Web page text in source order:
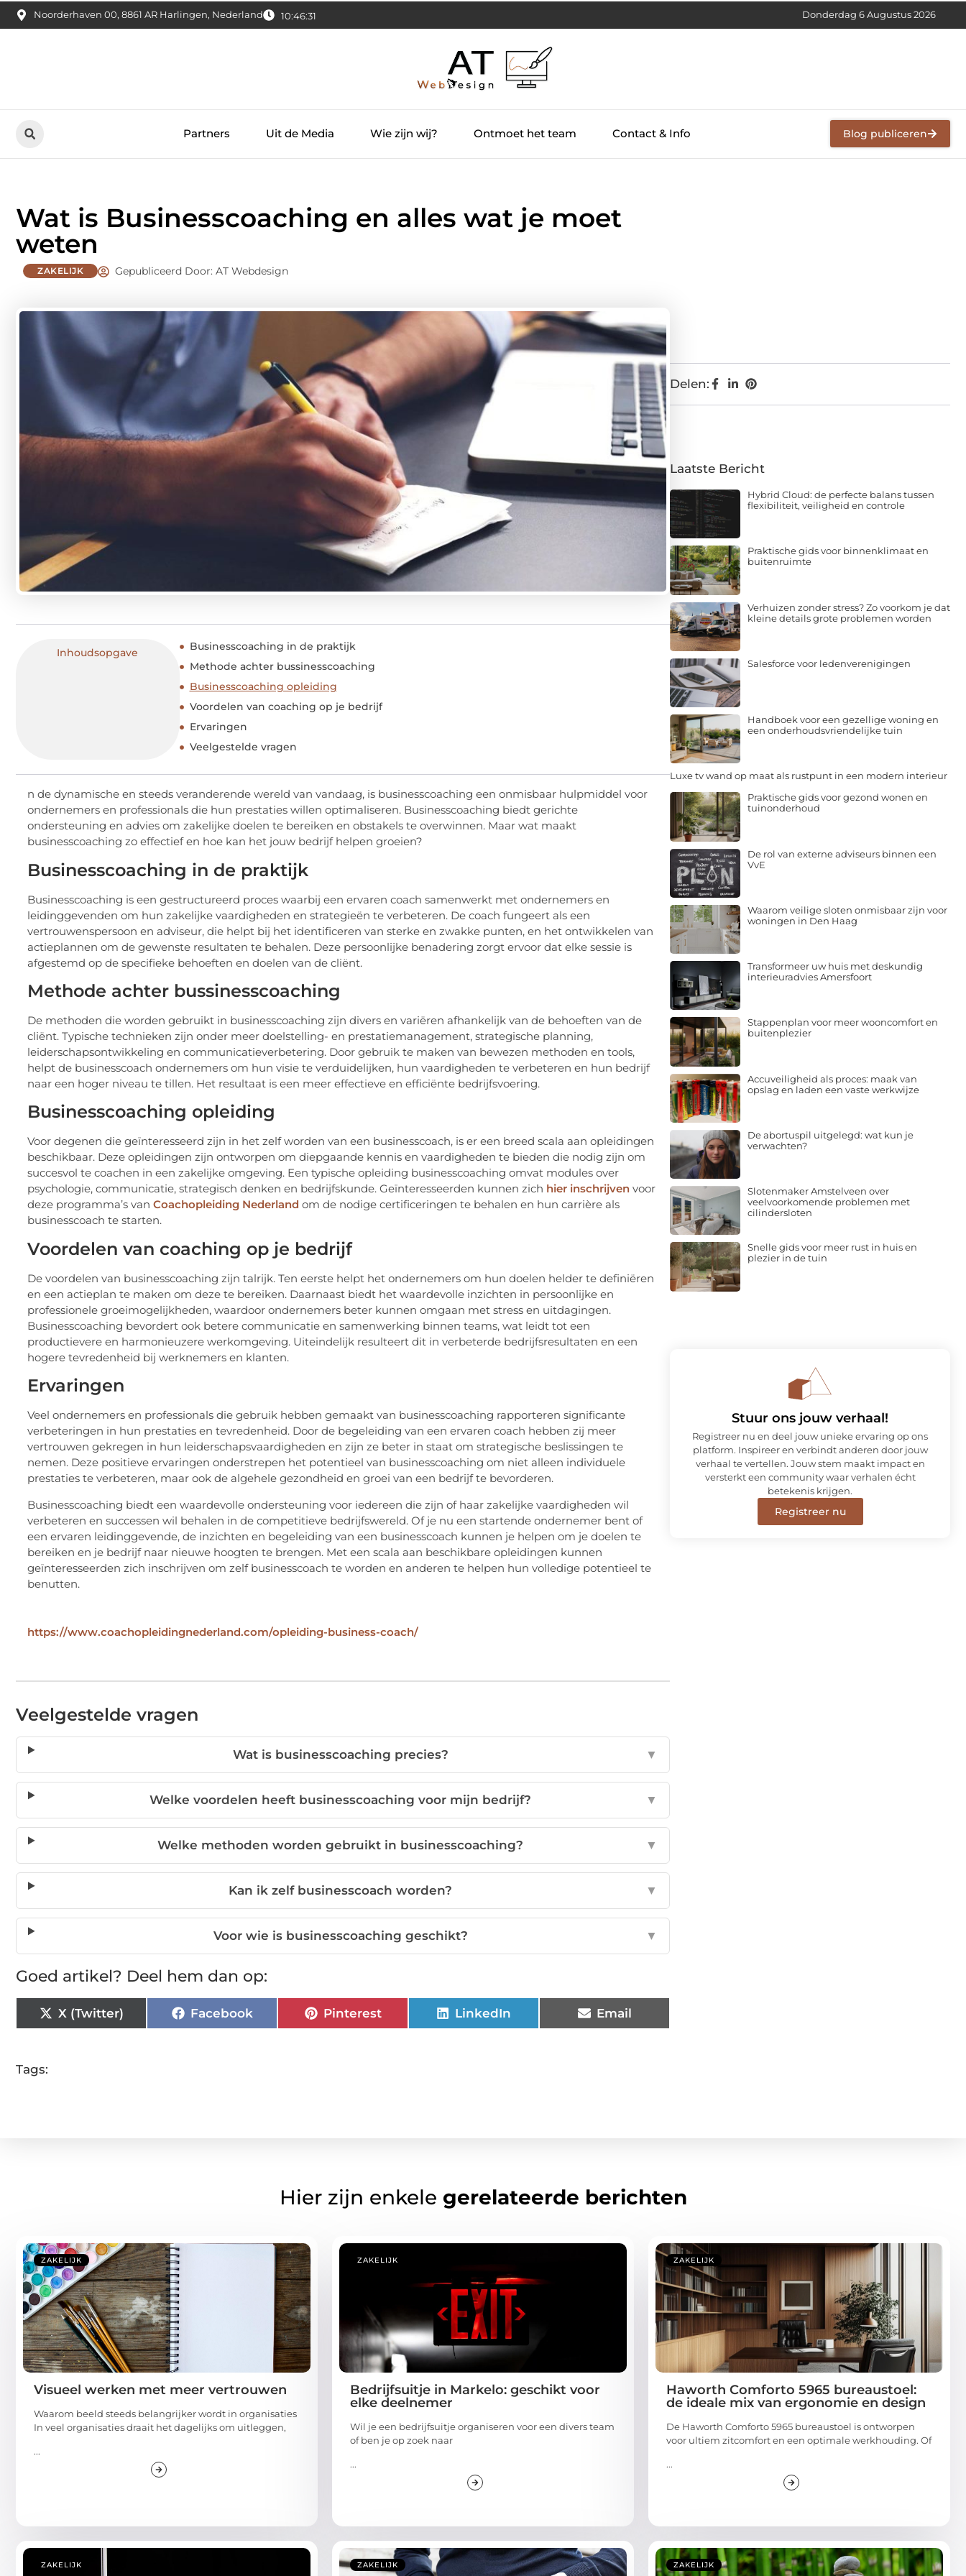
Noorderhaven 00, 8861 AR Harlingen, Nederland 10:46:32 Donderdag 6 Augustus 2026
Partners Uit de Media Wie zijn wij? Ontmoet het team Contact & Info Blog publiceren
Wat is Businesscoaching en alles wat je moet
weten
ZAKELIJK Gepubliceerd Door: AT Webdesign
Inhoudsopgave
Businesscoaching in de praktijk
Methode achter bussinesscoaching
Businesscoaching opleiding
Voordelen van coaching op je bedrijf
Ervaringen
Veelgestelde vragen
n de dynamische en steeds veranderende wereld van vandaag, is businesscoaching een onmisbaar hulpmiddel voor
ondernemers en professionals die hun prestaties willen optimaliseren. Businesscoaching biedt gerichte
ondersteuning en advies om zakelijke doelen te bereiken en obstakels te overwinnen. Maar wat maakt
businesscoaching zo effectief en hoe kan het jouw bedrijf helpen groeien?
Businesscoaching in de praktijk
Businesscoaching is een gestructureerd proces waarbij een ervaren coach samenwerkt met ondernemers en
leidinggevenden om hun zakelijke vaardigheden en strategieën te verbeteren. De coach fungeert als een
vertrouwenspersoon en adviseur, die helpt bij het identificeren van sterke en zwakke punten, en het ontwikkelen van
actieplannen om de gewenste resultaten te behalen. Deze persoonlijke benadering zorgt ervoor dat elke sessie is
afgestemd op de specifieke behoeften en doelen van de cliënt.
Methode achter bussinesscoaching
De methoden die worden gebruikt in businesscoaching zijn divers en variëren afhankelijk van de behoeften van de
cliënt. Typische technieken zijn onder meer doelstelling- en prestatiemanagement, strategische planning,
leiderschapsontwikkeling en communicatieverbetering. Door gebruik te maken van bewezen methoden en tools,
helpt de businesscoach ondernemers om hun visie te verduidelijken, hun vaardigheden te verbeteren en hun bedrijf
naar een hoger niveau te tillen. Het resultaat is een meer effectieve en efficiënte bedrijfsvoering.
Businesscoaching opleiding
Voor degenen die geïnteresseerd zijn in het zelf worden van een businesscoach, is er een breed scala aan opleidingen
beschikbaar. Deze opleidingen zijn ontworpen om diepgaande kennis en vaardigheden te bieden die nodig zijn om
succesvol te coachen in een zakelijke omgeving. Een typische opleiding businesscoaching omvat modules over
psychologie, communicatie, strategisch denken en bedrijfskunde. Geïnteresseerden kunnen zich hier inschrijven voor
deze programma’s van Coachopleiding Nederland om de nodige certificeringen te behalen en hun carrière als
businesscoach te starten.
Voordelen van coaching op je bedrijf
De voordelen van businesscoaching zijn talrijk. Ten eerste helpt het ondernemers om hun doelen helder te definiëren
en een actieplan te maken om deze te bereiken. Daarnaast biedt het waardevolle inzichten in persoonlijke en
professionele groeimogelijkheden, waardoor ondernemers beter kunnen omgaan met stress en uitdagingen.
Businesscoaching bevordert ook betere communicatie en samenwerking binnen teams, wat leidt tot een
productievere en harmonieuzere werkomgeving. Uiteindelijk resulteert dit in verbeterde bedrijfsresultaten en een
hogere tevredenheid bij werknemers en klanten.
Ervaringen
Veel ondernemers en professionals die gebruik hebben gemaakt van businesscoaching rapporteren significante
verbeteringen in hun prestaties en tevredenheid. Door de begeleiding van een ervaren coach hebben zij meer
vertrouwen gekregen in hun leiderschapsvaardigheden en zijn ze beter in staat om strategische beslissingen te
nemen. Deze positieve ervaringen onderstrepen het potentieel van businesscoaching om niet alleen individuele
prestaties te verbeteren, maar ook de algehele gezondheid en groei van een bedrijf te bevorderen.
Businesscoaching biedt een waardevolle ondersteuning voor iedereen die zijn of haar zakelijke vaardigheden wil
verbeteren en successen wil behalen in de competitieve bedrijfswereld. Of je nu een startende ondernemer bent of
een ervaren leidinggevende, de inzichten en begeleiding van een businesscoach kunnen je helpen om je doelen te
bereiken en je bedrijf naar nieuwe hoogten te brengen. Met een scala aan beschikbare opleidingen kunnen
geïnteresseerden zich inschrijven om zelf businesscoach te worden en anderen te helpen hun volledige potentieel te
benutten.
https://www.coachopleidingnederland.com/opleiding-business-coach/
Veelgestelde vragen
Wat is businesscoaching precies? ▼
Welke voordelen heeft businesscoaching voor mijn bedrijf? ▼
Welke methoden worden gebruikt in businesscoaching? ▼
Kan ik zelf businesscoach worden? ▼
Voor wie is businesscoaching geschikt? ▼
Goed artikel? Deel hem dan op:
X (Twitter) Facebook Pinterest LinkedIn Email
Tags:
Delen:
Laatste Bericht
Hybrid Cloud: de perfecte balans tussen
flexibiliteit, veiligheid en controle
Praktische gids voor binnenklimaat en
buitenruimte
Verhuizen zonder stress? Zo voorkom je dat
kleine details grote problemen worden
Salesforce voor ledenverenigingen
Handboek voor een gezellige woning en
een onderhoudsvriendelijke tuin
Luxe tv wand op maat als rustpunt in een modern interieur
Praktische gids voor gezond wonen en
tuinonderhoud
De rol van externe adviseurs binnen een
VvE
Waarom veilige sloten onmisbaar zijn voor
woningen in Den Haag
Transformeer uw huis met deskundig
interieuradvies Amersfoort
Stappenplan voor meer wooncomfort en
buitenplezier
Accuveiligheid als proces: maak van
opslag en laden een vaste werkwijze
De abortuspil uitgelegd: wat kun je
verwachten?
Slotenmaker Amstelveen over
veelvoorkomende problemen met
cilindersloten
Snelle gids voor meer rust in huis en
plezier in de tuin
Stuur ons jouw verhaal!
Registreer nu en deel jouw unieke ervaring op ons
platform. Inspireer en verbindt anderen door jouw
verhaal te vertellen. Jouw stem maakt impact en
versterkt een community waar verhalen écht
betekenis krijgen.
Registreer nu
Hier zijn enkele gerelateerde berichten
ZAKELIJK
Visueel werken met meer vertrouwen
Waarom beeld steeds belangrijker wordt in organisaties
In veel organisaties draait het dagelijks om uitleggen,
...
ZAKELIJK
Bedrijfsuitje in Markelo: geschikt voor
elke deelnemer
Wil je een bedrijfsuitje organiseren voor een divers team
of ben je op zoek naar
...
ZAKELIJK
Haworth Comforto 5965 bureaustoel:
de ideale mix van ergonomie en design
De Haworth Comforto 5965 bureaustoel is ontworpen
voor ultiem zitcomfort en een optimale werkhouding. Of
...
ZAKELIJK ZAKELIJK ZAKELIJK